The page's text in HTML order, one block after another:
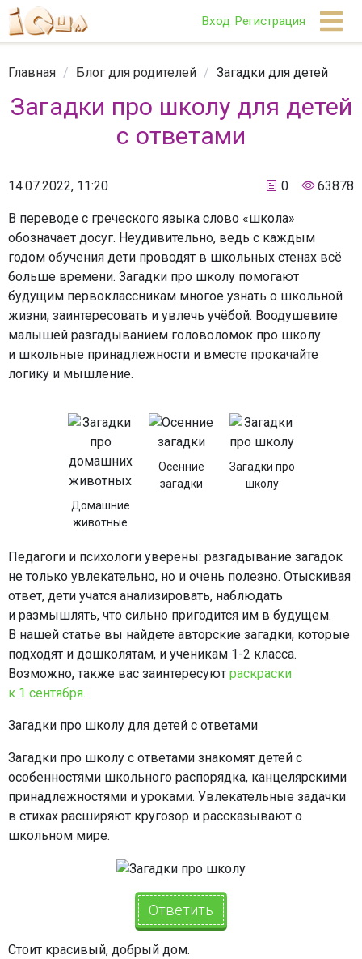
Вход Регистрация
Главная / Блог для родителей / Загадки для детей
Загадки про школу для детей
с ответами
14.07.2022, 11:20 0 63878
В переводе с греческого языка слово «школа»
обозначает досуг. Неудивительно, ведь с каждым
годом обучения дети проводят в школьных стенах всё
больше времени. Загадки про школу помогают
будущим первоклассникам многое узнать о школьной
жизни, заинтересовать и увлечь учёбой. Воодушевите
малышей разгадыванием головоломок про школу
и школьные принадлежности и вместе прокачайте
логику и мышление.
Домашние
животные
Осенние
загадки
Загадки про
школу
Педагоги и психологи уверены: разгадывание загадок
не только увлекательно, но и очень полезно. Отыскивая
ответ, дети учатся анализировать, наблюдать
и размышлять, что сильно пригодится им в будущем.
В нашей статье вы найдете авторские загадки, которые
подходят и дошколятам, и ученикам 1-2 класса.
Возможно, также вас заинтересуют раскраски
к 1 сентября.
Загадки про школу для детей с ответами
Загадки про школу с ответами знакомят детей с
особенностями школьного распорядка, канцелярскими
принадлежностями и уроками. Увлекательные задачки
в стихах расширяют кругозор и рассказывают о
школьном мире.
Ответить
Стоит красивый, добрый дом.